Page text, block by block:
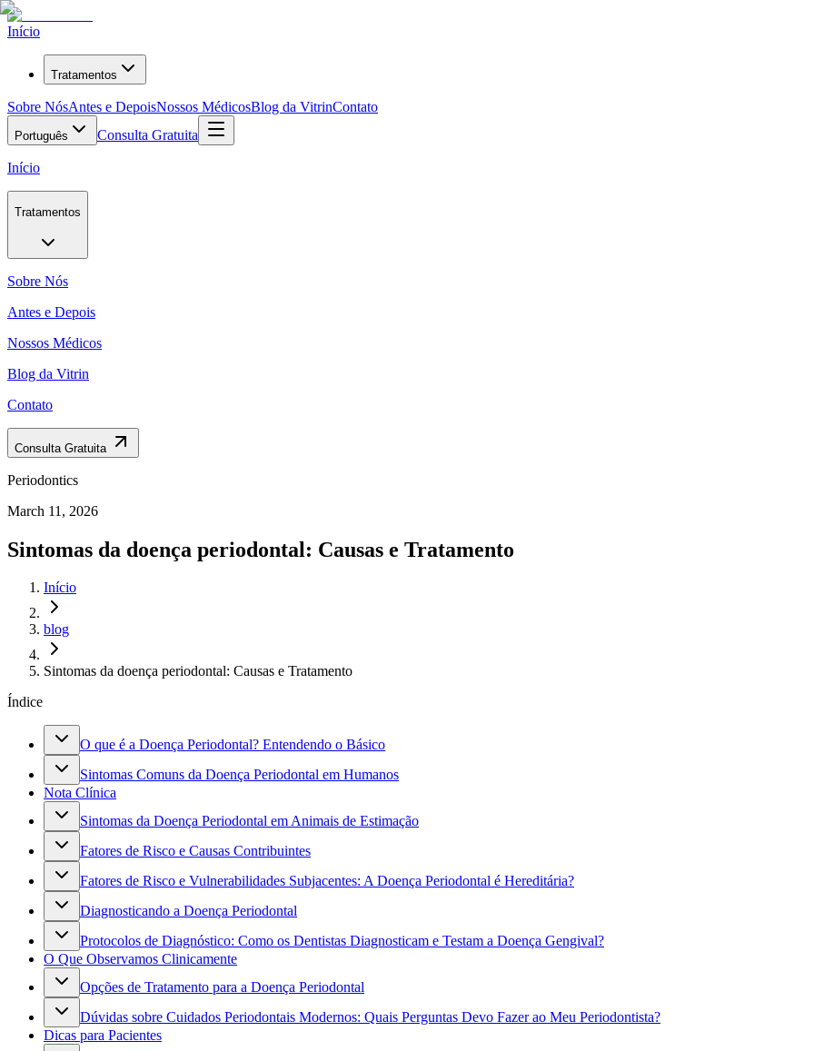
Início
Tratamentos
Sobre NósAntes e DepoisNossos MédicosBlog da VitrinContato
Português Consulta Gratuita
Início
Tratamentos
Sobre Nós
Antes e Depois
Nossos Médicos
Blog da Vitrin
Contato
Consulta Gratuita
Periodontics
March 11, 2026
Sintomas da doença periodontal: Causas e Tratamento
Início
blog
Sintomas da doença periodontal: Causas e Tratamento
Índice
O que é a Doença Periodontal? Entendendo o Básico
Sintomas Comuns da Doença Periodontal em Humanos
Nota Clínica
Sintomas da Doença Periodontal em Animais de Estimação
Fatores de Risco e Causas Contribuintes
Fatores de Risco e Vulnerabilidades Subjacentes: A Doença Periodontal é Hereditária?
Diagnosticando a Doença Periodontal
Protocolos de Diagnóstico: Como os Dentistas Diagnosticam e Testam a Doença Gengival?
O Que Observamos Clinicamente
Opções de Tratamento para a Doença Periodontal
Dúvidas sobre Cuidados Periodontais Modernos: Quais Perguntas Devo Fazer ao Meu Periodontista?
Dicas para Pacientes